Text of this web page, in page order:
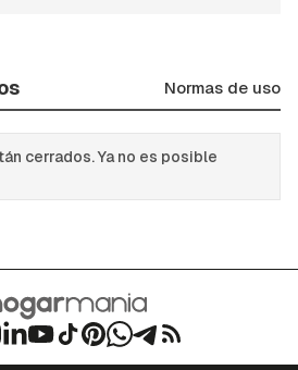
Normas de uso
cerrados. Ya no es posible